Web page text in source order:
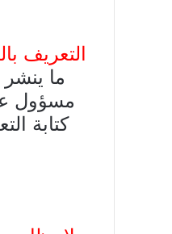
التعريف
ما
مسؤول
كتابة